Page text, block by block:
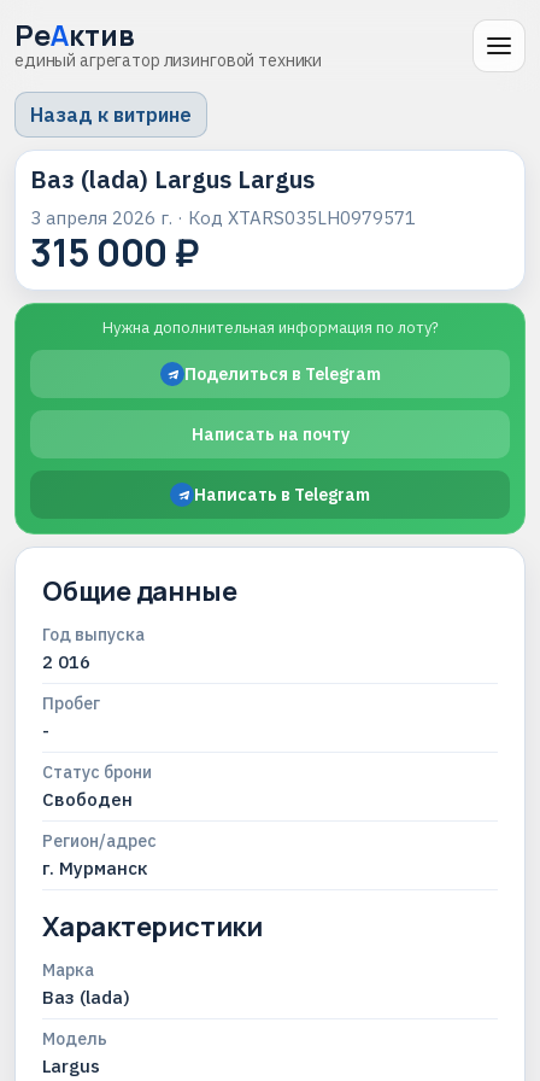
РеАктив
единый агрегатор лизинговой техники
Назад к витрине
Ваз (lada) Largus Largus
3 апреля 2026 г. · Код XTARS035LH0979571
315 000 ₽
Нужна дополнительная информация по лоту?
Поделиться в Telegram
Написать на почту
Написать в Telegram
Общие данные
Год выпуска
2 016
Пробег
-
Статус брони
Свободен
Регион/адрес
г. Мурманск
Характеристики
Марка
Ваз (lada)
Модель
Largus